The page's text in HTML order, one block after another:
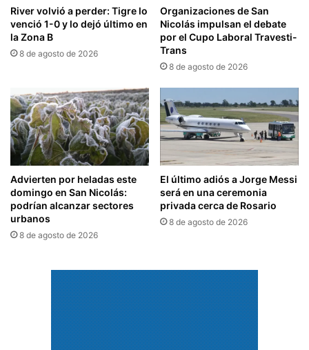
River volvió a perder: Tigre lo
venció 1-0 y lo dejó último en
la Zona B
8 de agosto de 2026
Organizaciones de San
Nicolás impulsan el debate
por el Cupo Laboral Travesti-
Trans
8 de agosto de 2026
Advierten por heladas este
domingo en San Nicolás:
podrían alcanzar sectores
urbanos
8 de agosto de 2026
El último adiós a Jorge Messi
será en una ceremonia
privada cerca de Rosario
8 de agosto de 2026